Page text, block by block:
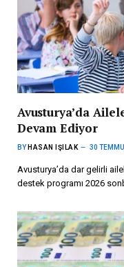
Avusturya’da
Devam Ediyor
BY HASAN IŞILAK 30
Avusturya’da dar gelirli
destek programı 2026